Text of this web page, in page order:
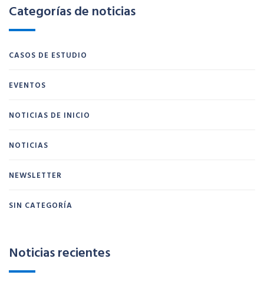
Categorías de noticias
CASOS DE ESTUDIO
EVENTOS
NOTICIAS DE INICIO
NOTICIAS
NEWSLETTER
SIN CATEGORÍA
Noticias recientes